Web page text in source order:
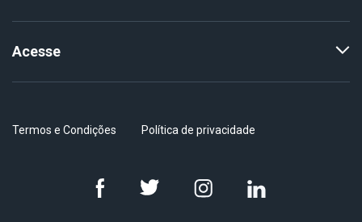
Acesse
Termos e Condições Política de privacidade